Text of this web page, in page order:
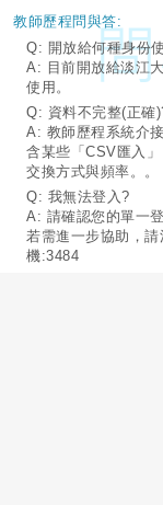
教師歷程問與答:
Q: 開放給何種身份
A: 目前開放給淡江
使用。
Q: 資料不完整(正確
A: 教師歷程系統介
含某些「CSV匯入
交換方式與頻率。。
Q: 我無法登入?
A: 請確認您的單一
若需進一步協助，
機:3484